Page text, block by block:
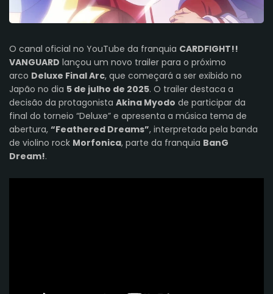
O canal oficial no YouTube da franquia CARDFIGHT!!
VANGUARD lançou um novo trailer para o próximo
arco Deluxe Final Arc, que começará a ser exibido no
Japão no dia 5 de julho de 2025. O trailer destaca a
decisão da protagonista Akina Myodo de participar da
final do torneio “Deluxe” e apresenta a música tema de
abertura, “Feathered Dreams”, interpretada pela banda
de violino rock Morfonica, parte da franquia BanG
Dream!.